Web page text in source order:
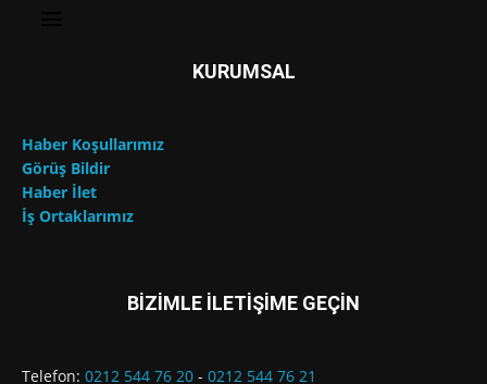
KURUMSAL
Haber Koşullarımız
Görüş Bildir
Haber İlet
İş Ortaklarımız
BİZİMLE İLETİŞİME GEÇİN
Telefon: 0212 544 76 20 - 0212 544 76 21